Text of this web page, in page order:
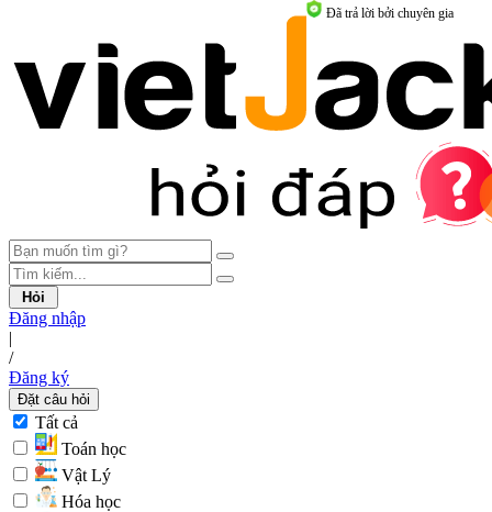
Hỏi
Đăng nhập
|
/
Đăng ký
Đặt câu hỏi
Tất cả
Toán học
Vật Lý
Hóa học
Đã trả lời bởi chuyên gia